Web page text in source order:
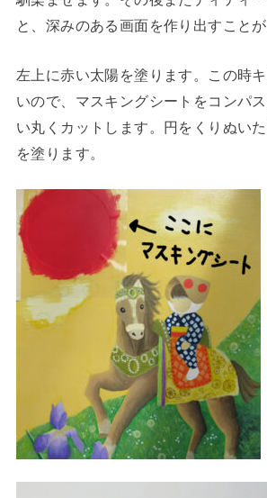
と、深みのある画面を作り出すことが
左上に赤い太陽を塗ります。この時
いので、マスキングシートをコンパ
い丸くカットします。円をくりぬい
を塗ります。